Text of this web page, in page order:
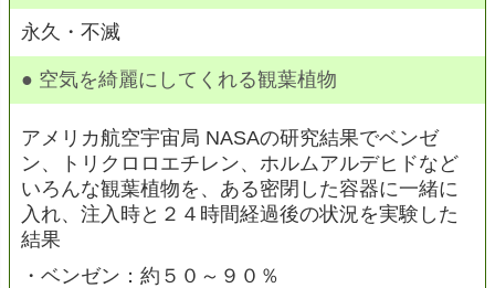
永久・不滅
● 空気を綺麗にしてくれる観葉植物
アメリカ航空宇宙局 NASAの研究結果でベンゼ
ン、トリクロロエチレン、ホルムアルデヒドなど
いろんな観葉植物を、ある密閉した容器に一緒に
入れ、注入時と２４時間経過後の状況を実験した
結果
・ベンゼン：約５０～９０％